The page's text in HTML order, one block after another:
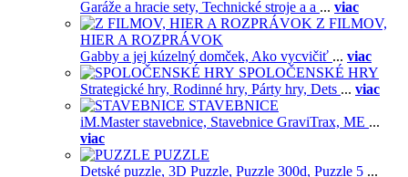
Garáže a hracie sety, Technické stroje a a ... viac
Z FILMOV,
HIER A ROZPRÁVOK
Gabby a jej kúzelný domček, Ako vycvičiť ... viac
SPOLOČENSKÉ HRY
Strategické hry, Rodinné hry, Párty hry, Dets ... viac
STAVEBNICE
iM.Master stavebnice, Stavebnice GraviTrax, ME ...
viac
PUZZLE
Detské puzzle, 3D Puzzle, Puzzle 300d, Puzzle 5 ...